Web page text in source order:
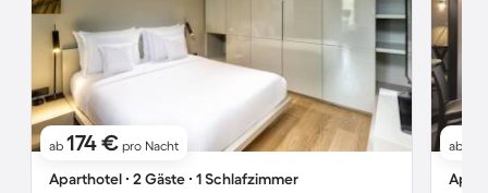
ab 174 € pro Nacht
Aparthotel ∙ 2 Gäste ∙ 1 Schlafzimmer
ab